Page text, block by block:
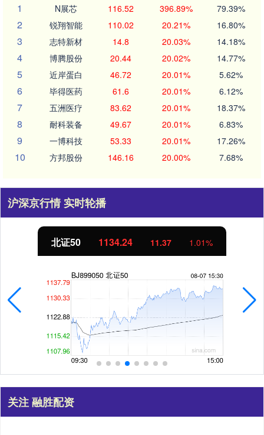
1
N展芯 116.52 396.89% 79.39%
2 锐翔智能 110.02 20.21% 16.80%
3 志特新材 14.8 20.03% 14.18%
4 博腾股份 20.44 20.02% 14.77%
5 近岸蛋白 46.72 20.01% 5.62%
6 毕得医药 61.6 20.01% 6.12%
7 五洲医疗 83.62 20.01% 18.37%
8 耐科装备 49.67 20.01% 6.83%
9 一博科技 53.33 20.01% 17.26%
10 方邦股份 146.16 20.00% 7.68%
沪深京行情 实时轮播
北证50 1134.24 11.37 1.01%
关注 融胜配资